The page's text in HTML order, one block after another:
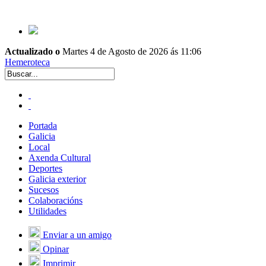
Actualizado o Martes 4 de Agosto de 2026 ás 11:06
Hemeroteca
Portada
Galicia
Local
Axenda Cultural
Deportes
Galicia exterior
Sucesos
Colaboracións
Utilidades
Enviar a un amigo
Opinar
Imprimir